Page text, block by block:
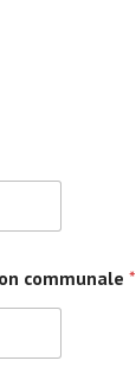
communale*